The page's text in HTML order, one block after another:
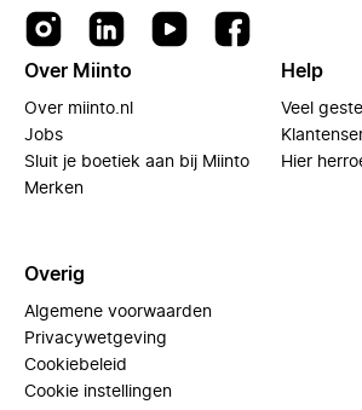
Over Miinto
Over miinto.nl
Jobs
Sluit je boetiek aan bij Miinto
Merken
Help
Veel
Hier
Overig
Algemene voorwaarden
Privacywetgeving
Cookiebeleid
Cookie instellingen